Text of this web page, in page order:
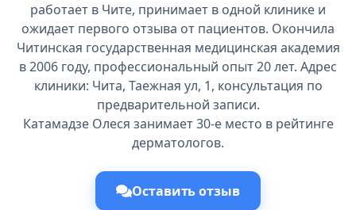
работает в Чите, принимает в одной клинике и
ожидает первого отзыва от пациентов. Окончила
Читинская государственная медицинская академия
в 2006 году, профессиональный опыт 20 лет. Адрес
клиники: Чита, Таежная ул, 1, консультация по
предварительной записи.
Катамадзе Олеся занимает 30-е место в рейтинге
дерматологов.
Оставить отзыв